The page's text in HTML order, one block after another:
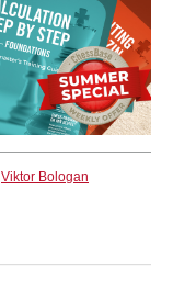
Viktor Bologan